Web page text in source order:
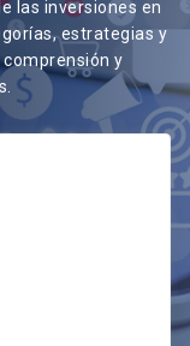
las inversiones en
estrategias y
y